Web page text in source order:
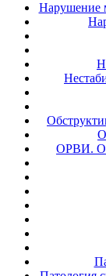
Нарушение
ОРВИ.